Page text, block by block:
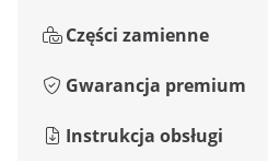
Części zamienne
Gwarancja premium
Instrukcja obsługi